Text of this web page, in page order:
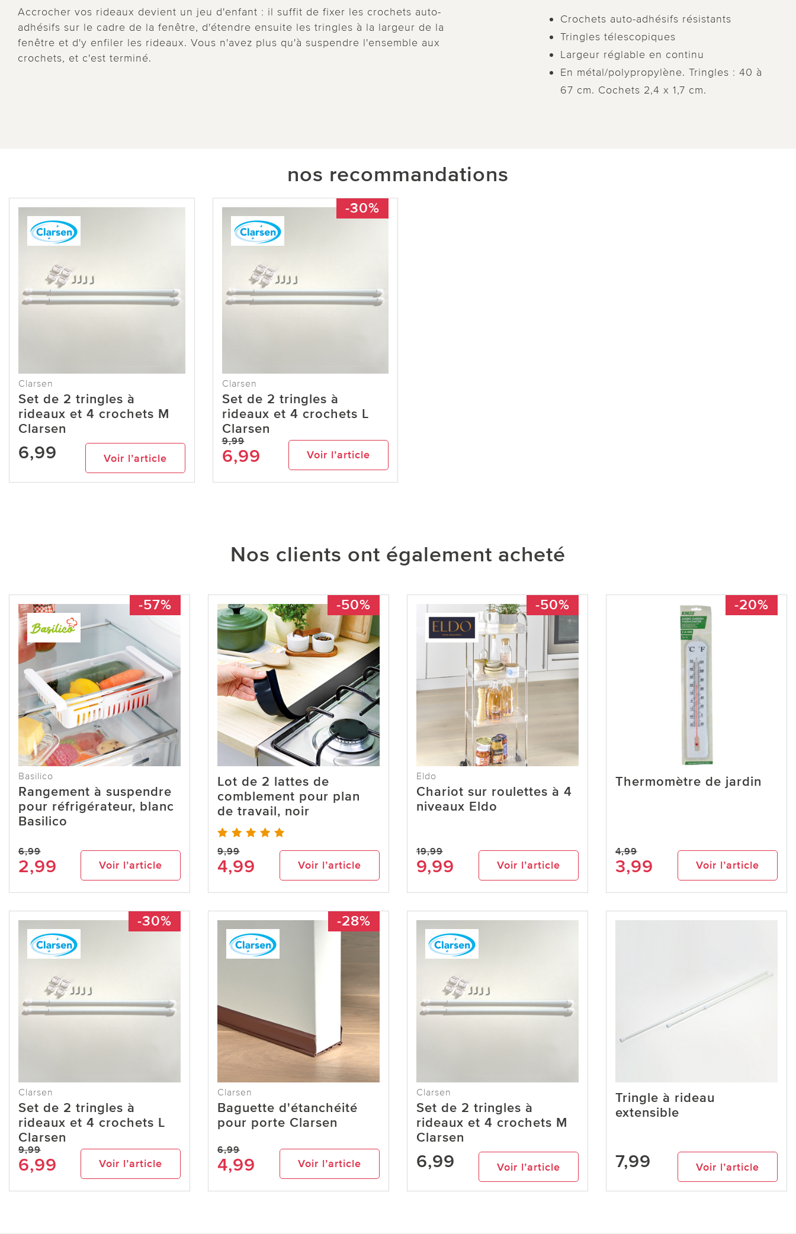
Accrocher vos rideaux devient un jeu d'enfant : il suffit de fixer les crochets auto-
adhésifs sur le cadre de la fenêtre, d'étendre ensuite les tringles à la largeur de la
fenêtre et d'y enfiler les rideaux. Vous n'avez plus qu'à suspendre l'ensemble aux
crochets, et c'est terminé.
Crochets auto-adhésifs résistants
Tringles télescopiques
Largeur réglable en continu
En métal/polypropylène. Tringles : 40 à
67 cm. Cochets 2,4 x 1,7 cm.
nos recommandations
Clarsen
Set de 2 tringles à
rideaux et 4 crochets M
Clarsen
6,99 Voir l’article
-30%
Clarsen
Set de 2 tringles à
rideaux et 4 crochets L
Clarsen
9,99
6,99 Voir l’article
Nos clients ont également acheté
-57%
Basilico
Rangement à suspendre
pour réfrigérateur, blanc
Basilico
6,99
2,99 Voir l’article
-50%
Lot de 2 lattes de
comblement pour plan
de travail, noir
9,99
4,99 Voir l’article
-50%
Eldo
Chariot sur roulettes à 4
niveaux Eldo
19,99
9,99 Voir l’article
-20%
Thermomètre de jardin
4,99
3,99 Voir l’article
-30%
Clarsen
Set de 2 tringles à
rideaux et 4 crochets L
Clarsen
9,99
6,99 Voir l’article
-28%
Clarsen
Baguette d'étanchéité
pour porte Clarsen
6,99
4,99 Voir l’article
Clarsen
Set de 2 tringles à
rideaux et 4 crochets M
Clarsen
6,99 Voir l’article
Tringle à rideau
extensible
7,99 Voir l’article